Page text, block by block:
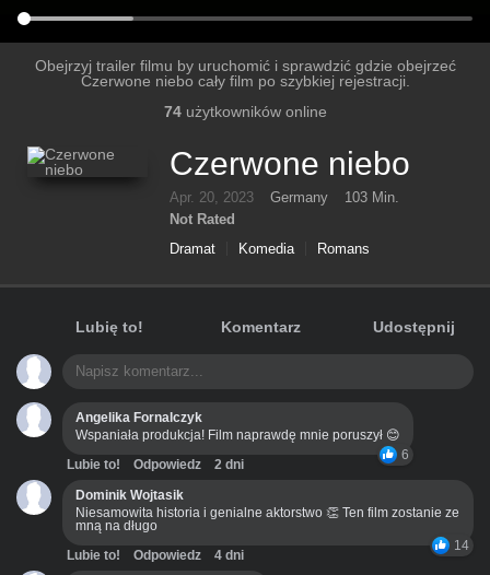
Obejrzyj trailer filmu by uruchomić i sprawdzić gdzie obejrzeć
Czerwone niebo cały film po szybkiej rejestracji.
74użytkowników online
Czerwone niebo
Apr. 20, 2023 Germany
103 Min.
Not Rated
Dramat
Komedia Romans
Lubię to! Komentarz Udostępnij
Angelika Fornalczyk
Wspaniała produkcja! Film naprawdę mnie poruszył 😊
6
Lubie to! Odpowiedz
2 dni
Dominik Wojtasik
Niesamowita historia i genialne aktorstwo 👏 Ten film zostanie ze
mną na długo
14
Lubie to! Odpowiedz
4 dni